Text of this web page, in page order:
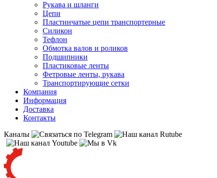
Рукава и шланги
Цепи
Пластинчатые цепи транспортерные
Силикон
Тефлон
Обмотка валов и роликов
Подшипники
Пластиковые ленты
Фетровые ленты, рукава
Транспортирующие сетки
Компания
Информация
Доставка
Контакты
Каналы